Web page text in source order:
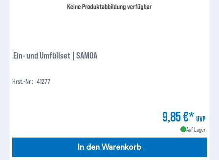
Ein- und Umfüllset | SAMOA
Hrst.-Nr.: 41277
9,85 €* UVP
Auf Lager
In den Warenkorb